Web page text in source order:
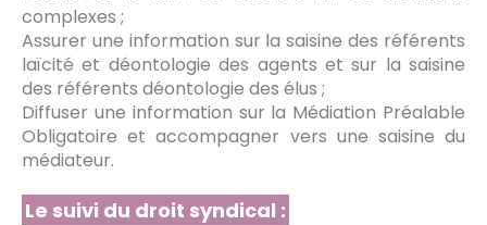
complexes ;
Assurer une information sur la saisine des référents
laïcité et déontologie des agents et sur la saisine
des référents déontologie des élus ;
Diffuser une information sur la Médiation Préalable
Obligatoire et accompagner vers une saisine du
médiateur.
Le suivi du droit syndical :